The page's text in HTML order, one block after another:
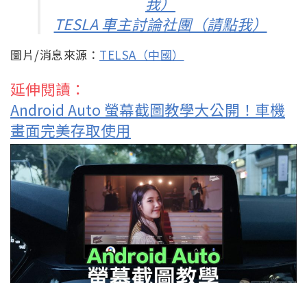
TESLA 車主討論社團（請點我）
圖片/消息來源： TELSA（中國）
延伸閱讀：
Android Auto 螢幕截圖教學大公開！車機
畫面完美存取使用